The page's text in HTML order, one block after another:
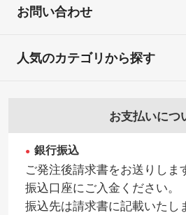
お問い合わせ
お支払いにつ
銀行振込
ご発注後請求書をお送りしま
振込口座にご入金ください。
振込先は請求書に記載いたし
人気のカテゴリから探す